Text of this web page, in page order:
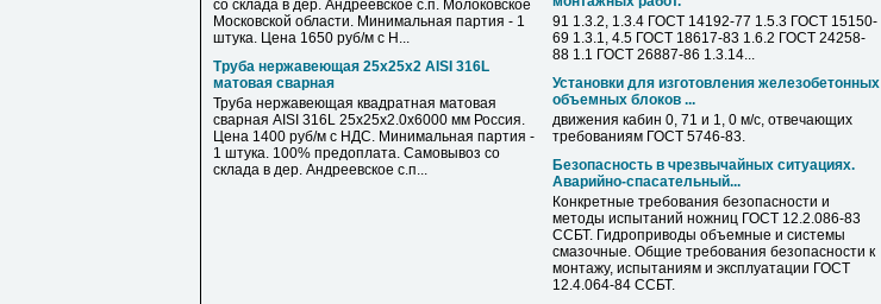
со склада в дер. Андреевское с.п. Молоковское
Московской области. Минимальная партия - 1
штука. Цена 1650 руб/м с Н...
Труба нержавеющая 25х25х2 AISI 316L
матовая сварная
Труба нержавеющая квадратная матовая
сварная AISI 316L 25х25х2.0х6000 мм Россия.
Цена 1400 руб/м с НДС. Минимальная партия -
1 штука. 100% предоплата. Самовывоз со
склада в дер. Андреевское с.п...
91 1.3.2, 1.3.4 ГОСТ 14192-77 1.5.3 ГОСТ 15150-
69 1.3.1, 4.5 ГОСТ 18617-83 1.6.2 ГОСТ 24258-
88 1.1 ГОСТ 26887-86 1.3.14...
Установки для изготовления железобетонных
объемных блоков ...
движения кабин 0, 71 и 1, 0 м/с, отвечающих
требованиям ГОСТ 5746-83.
Безопасность в чрезвычайных ситуациях.
Аварийно-спасательный...
Конкретные требования безопасности и
методы испытаний ножниц ГОСТ 12.2.086-83
ССБТ. Гидроприводы объемные и системы
смазочные. Общие требования безопасности к
монтажу, испытаниям и эксплуатации ГОСТ
12.4.064-84 ССБТ.